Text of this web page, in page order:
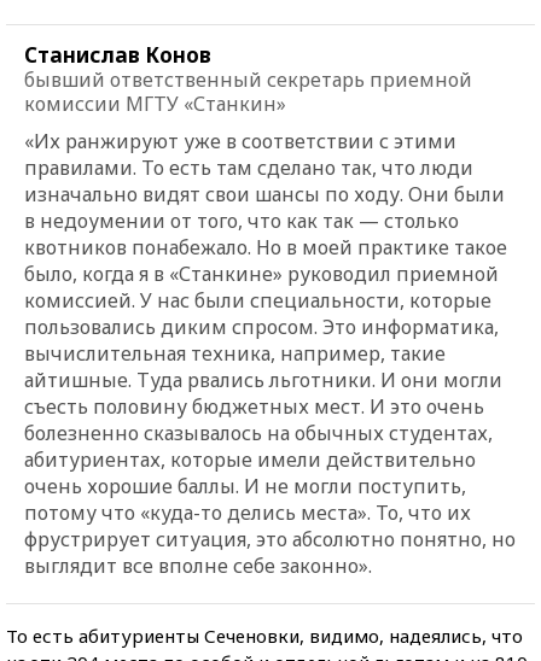
Станислав Конов
бывший ответственный секретарь приемной
комиссии МГТУ «Станкин»
«Их ранжируют уже в соответствии с этими
правилами. То есть там сделано так, что люди
изначально видят свои шансы по ходу. Они были
в недоумении от того, что как так — столько
квотников понабежало. Но в моей практике такое
было, когда я в «Станкине» руководил приемной
комиссией. У нас были специальности, которые
пользовались диким спросом. Это информатика,
вычислительная техника, например, такие
айтишные. Туда рвались льготники. И они могли
съесть половину бюджетных мест. И это очень
болезненно сказывалось на обычных студентах,
абитуриентах, которые имели действительно
очень хорошие баллы. И не могли поступить,
потому что «куда-то делись места». То, что их
фрустрирует ситуация, это абсолютно понятно, но
выглядит все вполне себе законно».
То есть абитуриенты Сеченовки, видимо, надеялись, что